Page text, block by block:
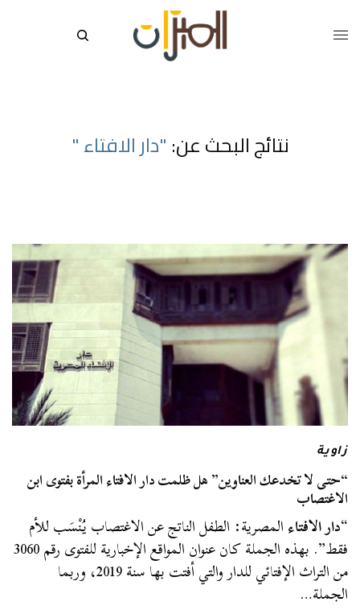
نتائج البحث عن: "دار الافتاء "
زاوية
“حتى لا تخدعك العناوين” هل ظلمت دار الافتاء المرأة بفتوى ابن
الاغتصاب
“دار الافتاءالمصرية: الطفل الناتج عن الاغتصاب يُنْسَب للأم
فقط”. بهذه الجملة كان عنوان المواقع الإخبارية للفتوى رقم 3060
من التراث الإفتائي للدار والتي أفتت بها سنة 2019، وربما
الجملة…